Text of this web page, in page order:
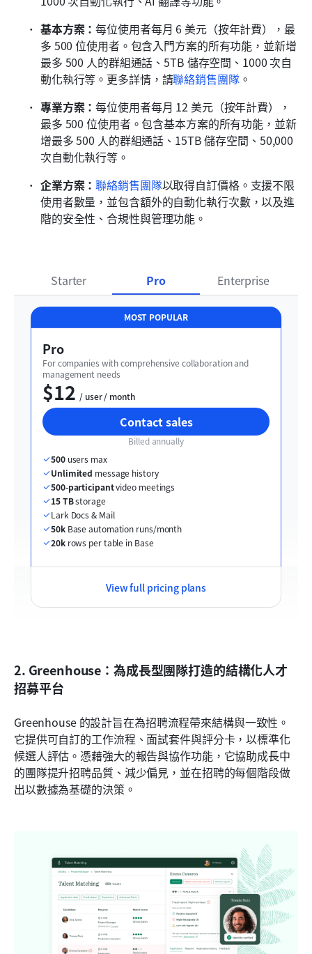
基本方案：每位使用者每月 6 美元（按年計費），最
多 500 位使用者。包含入門方案的所有功能，並新增
最多 500 人的群組通話、5TB 儲存空間、1000 次自
動化執行等。更多詳情，請聯絡銷售團隊。
專業方案：每位使用者每月 12 美元（按年計費），
最多 500 位使用者。包含基本方案的所有功能，並新
增最多 500 人的群組通話、15TB 儲存空間、50,000
次自動化執行等。
企業方案：聯絡銷售團隊以取得自訂價格。支援不限
使用者數量，並包含額外的自動化執行次數，以及進
階的安全性、合規性與管理功能。
Starter Pro Enterprise
MOST POPULAR
Pro
For companies with comprehensive collaboration and
management needs
$12
  / user / month
Contact sales
Billed annually
500 users max
Unlimited message history
500-participant video meetings
15 TB storage
Lark Docs & Mail
50k Base automation runs/month
20k rows per table in Base
View full pricing plans
2. Greenhouse：為成長型團隊打造的結構化人才
招募平台
Greenhouse 的設計旨在為招聘流程帶來結構與一致性。
它提供可自訂的工作流程、面試套件與評分卡，以標準化
候選人評估。憑藉強大的報告與協作功能，它協助成長中
的團隊提升招聘品質、減少偏見，並在招聘的每個階段做
出以數據為基礎的決策。